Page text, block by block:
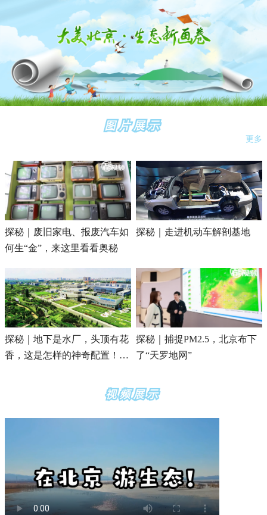
更多
探秘｜废旧家电、报废汽车如
何生“金”，来这里看看奥秘
探秘｜走进机动车解剖基地
探秘｜地下是水厂，头顶有花
香，这是怎样的神奇配置！快
探秘｜捕捉PM2.5，北京布下
了“天罗地网”